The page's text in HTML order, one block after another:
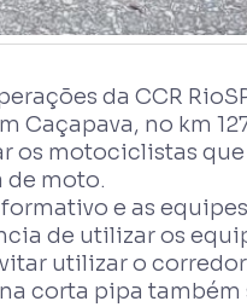
da CCR
Caçapava, no km
os motociclistas
de moto.
e as
de utilizar os
utilizar o
corta pipa também